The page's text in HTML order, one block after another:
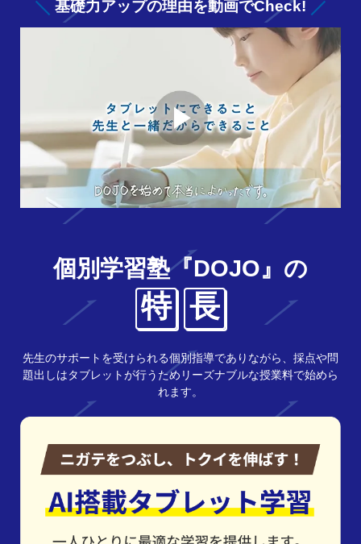
基礎力アップの理由を動画でCheck!
個別学習塾『DOJO』の
特 長
先生のサポートを受けられる個別指導でありながら、採点や問
題出しはタブレットが行うためリーズナブルな授業料で始めら
れます。